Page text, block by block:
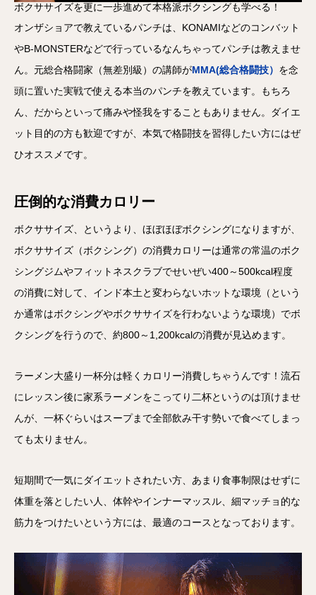
ボクササイズを更に一歩進めて本格派ボクシングも学べる！
オンザショアで教えているパンチは、KONAMIなどのコンバット
やB-MONSTERなどで行っているなんちゃってパンチは教えませ
ん。元総合格闘家（無差別級）の講師がMMA(総合格闘技） を念
頭に置いた実戦で使える本当のパンチを教えています。もちろ
ん、だからといって痛みや怪我をすることもありません。ダイエ
ット目的の方も歓迎ですが、本気で格闘技を習得したい方にはぜ
ひオススメです。
圧倒的な消費カロリー
ボクササイズ、というより、ほぼほぼボクシングになりますが、
ボクササイズ（ボクシング）の消費カロリーは通常の常温のボク
シングジムやフィットネスクラブでせいぜい400～500kcal程度
の消費に対して、インド本土と変わらないホットな環境（という
か通常はボクシングやボクササイズを行わないような環境）でボ
クシングを行うので、約800～1,200kcalの消費が見込めます。
ラーメン大盛り一杯分は軽くカロリー消費しちゃうんです！流石
にレッスン後に家系ラーメンをこってり二杯というのは頂けませ
んが、一杯ぐらいはスープまで全部飲み干す勢いで食べてしまっ
ても太りません。
短期間で一気にダイエットされたい方、あまり食事制限はせずに
体重を落としたい人、体幹やインナーマッスル、細マッチョ的な
筋力をつけたいという方には、最適のコースとなっております。